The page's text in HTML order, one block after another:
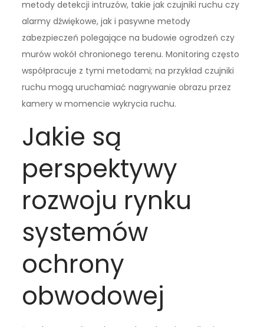
metody detekcji intruzów, takie jak czujniki ruchu czy
alarmy dźwiękowe, jak i pasywne metody
zabezpieczeń polegające na budowie ogrodzeń czy
murów wokół chronionego terenu. Monitoring często
współpracuje z tymi metodami; na przykład czujniki
ruchu mogą uruchamiać nagrywanie obrazu przez
kamery w momencie wykrycia ruchu.
Jakie są
perspektywy
rozwoju rynku
systemów
ochrony
obwodowej